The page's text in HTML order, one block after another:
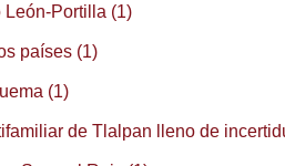
León-Portilla (1)
países (1)
(1)
de Tlalpan lleno de